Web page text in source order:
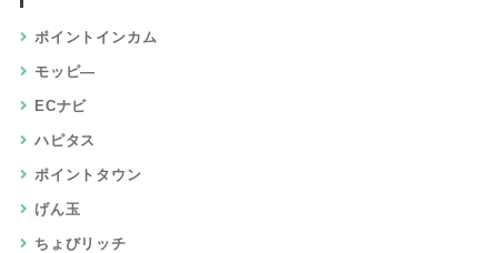
ポイントインカム
モッピ―
ECナビ
ハピタス
ポイントタウン
げん玉
ちょびリッチ